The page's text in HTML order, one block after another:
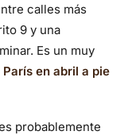
calles más
9 y una
Es un muy
París en abril a pie
probablemente